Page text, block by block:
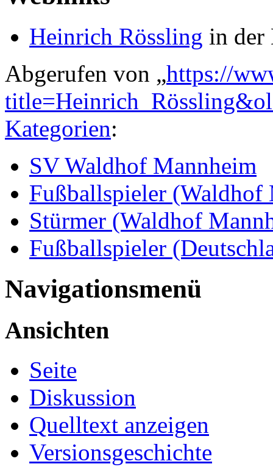
Heinrich Rössling in der
Abgerufen von „https://
Kategorien:
SV Waldhof Mannheim
Fußballspieler (Waldhof
Stürmer (Waldhof
Fußballspieler
Navigationsmenü
Ansichten
Seite
Diskussion
Quelltext anzeigen
Versionsgeschichte